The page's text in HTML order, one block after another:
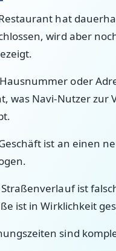
hat
wird aber
oder
was Navi-Nutzer zur
ist an einen
ist
ist in Wirklichkeit
sind